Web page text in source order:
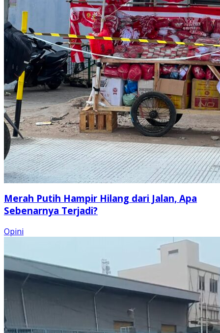
Merah Putih Hampir Hilang dari Jalan, Apa
Sebenarnya Terjadi?
Opini